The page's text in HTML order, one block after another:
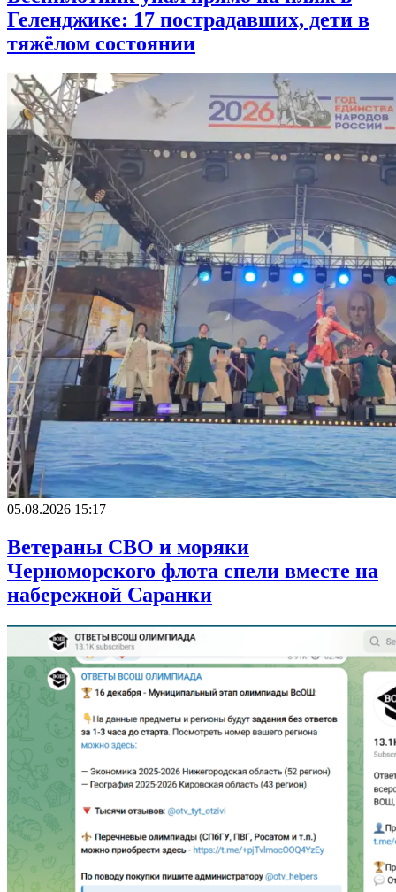
Геленджике: 17 пострадавших, дети в
тяжёлом состоянии
05.08.2026 15:17
Ветераны СВО и моряки
Черноморского флота спели вместе на
набережной Саранки